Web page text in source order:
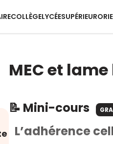
COLLÈGELYCÉESUPÉRIEUR
MEC et
📝 Mini-cours
L’adhérence